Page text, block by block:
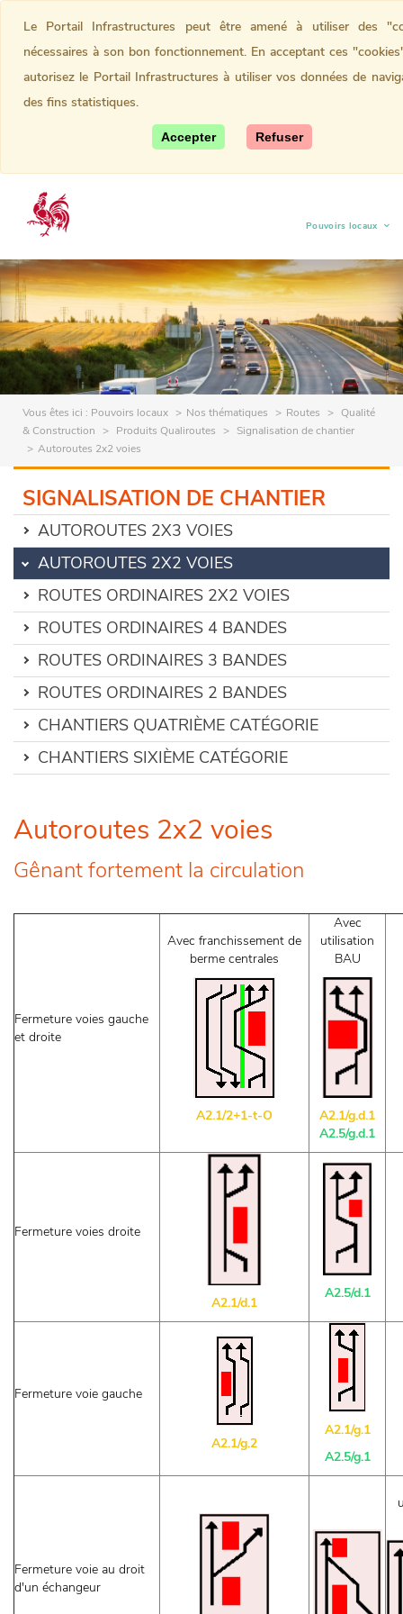
Pouvoirs locaux
(current)
Vous êtes ici : Pouvoirs locaux Nos thématiques Routes
Qualité
& Construction
Produits Qualiroutes
Signalisation de chantier
Autoroutes 2x2 voies
SIGNALISATION DE CHANTIER
AUTOROUTES 2X3 VOIES
AUTOROUTES 2X2 VOIES
ROUTES ORDINAIRES 2X2 VOIES
ROUTES ORDINAIRES 4 BANDES
ROUTES ORDINAIRES 3 BANDES
ROUTES ORDINAIRES 2 BANDES
CHANTIERS QUATRIÈME CATÉGORIE
CHANTIERS SIXIÈME CATÉGORIE
Autoroutes 2x2 voies
Gênant fortement la circulation
Fermeture voies gauche
et droite
Avec franchissement de
berme centrales
A2.1/2+1-t-O
Avec
utilisation
BAU
A2.1/g.d.1
A2.5/g.d.1
Fermeture voies droite
A2.1/d.1
A2.5/d.1
Fermeture voie gauche
A2.1/g.2
A2.1/g.1
A2.5/g.1
Fermeture voie au droit
d'un échangeur
Le Portail Infrastructures peut être amené à utiliser des
nécessaires à son bon fonctionnement. En acceptant ces
autorisez le Portail Infrastructures à utiliser vos données de
des fins statistiques.
Accepter Refuser